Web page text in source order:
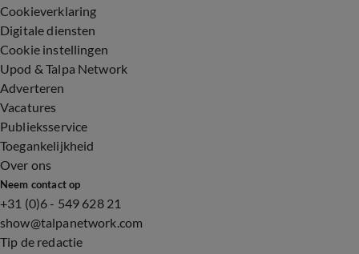
Cookieverklaring
Digitale diensten
Cookie instellingen
Upod & Talpa Network
Adverteren
Vacatures
Publieksservice
Toegankelijkheid
Over ons
Neem contact op
+31 (0)6 - 549 628 21
show@talpanetwork.com
Tip de redactie